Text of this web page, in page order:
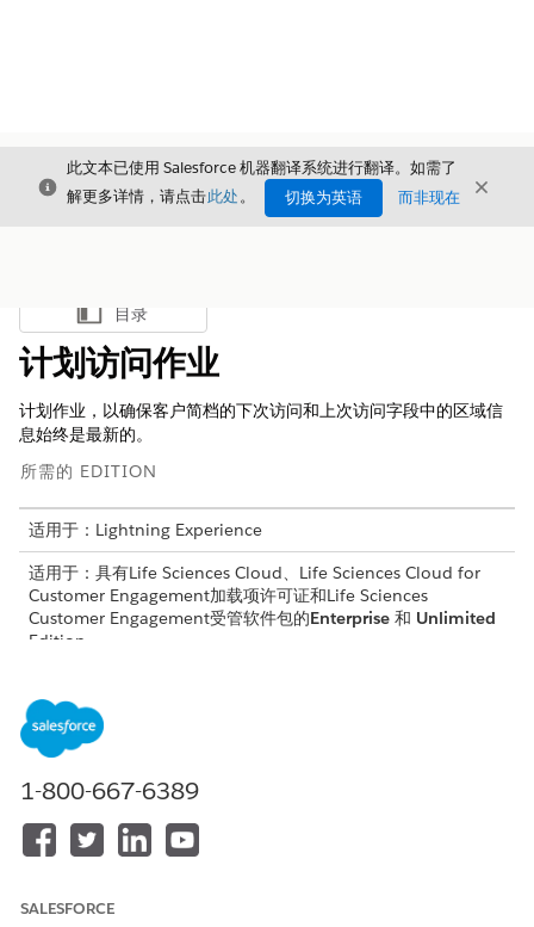
关闭
此文本已使用 Salesforce 机器翻译系统进行翻译。如需了
解更多详情，请点击此处。 切换为英语 而非现在 关闭
显示目录
目录
计划访问作业
计划作业，以确保客户简档的下次访问和上次访问字段中的区域信
息始终是最新的。
所需的 EDITION
适用于：Lightning Experience
适用于：具有Life Sciences Cloud、Life Sciences Cloud for
Customer Engagement加载项许可证和Life Sciences
Customer Engagement受管软件包的Enterprise 和 Unlimited
Edition。
管理走访设置：
此作业使用走访数据计算提供商客户区域信息记录的年初至今走
从应用程序启动程序中，查找并选择
选择走访信息
1-800-667-6389
SALESFORCE